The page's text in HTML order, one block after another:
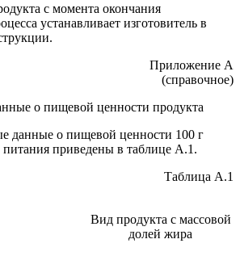
с момента окончания
устанавливает изготовитель в
Приложение А
(справочное)
о пищевой ценности продукта
данные о пищевой ценности 100 г
питания приведены в таблице А.1.
Таблица А.1
Вид продукта с массовой
долей жира